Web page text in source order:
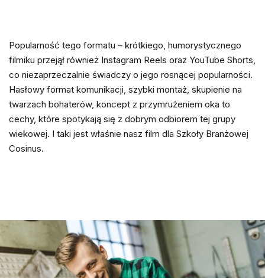
Popularność tego formatu – krótkiego, humorystycznego
filmiku przejął również Instagram Reels oraz YouTube Shorts,
co niezaprzeczalnie świadczy o jego rosnącej popularności.
Hasłowy format komunikacji, szybki montaż, skupienie na
twarzach bohaterów, koncept z przymrużeniem oka to
cechy, które spotykają się z dobrym odbiorem tej grupy
wiekowej. I taki jest właśnie nasz film dla Szkoły Branżowej
Cosinus.